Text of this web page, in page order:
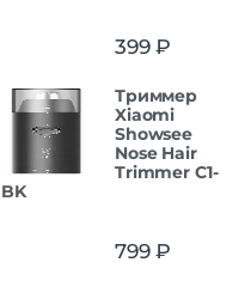
399₽
Триммер
Xiaomi
Showsee
Nose Hair
Trimmer C1-
BK
799₽